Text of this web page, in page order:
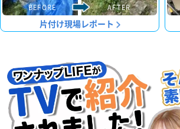
BEFORE AFTER
片付け現場レポート